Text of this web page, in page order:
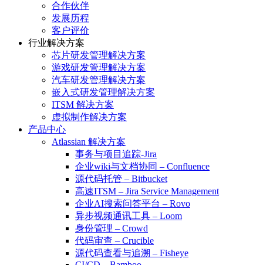
合作伙伴
发展历程
客户评价
行业解决方案
芯片研发管理解决方案
游戏研发管理解决方案
汽车研发管理解决方案
嵌入式研发管理解决方案
ITSM 解决方案
虚拟制作解决方案
产品中心
Atlassian 解决方案
事务与项目追踪-Jira
企业wiki与文档协同 – Confluence
源代码托管 – Bitbucket
高速ITSM – Jira Service Management
企业AI搜索问答平台 – Rovo
异步视频通讯工具 – Loom
身份管理 – Crowd
代码审查 – Crucible
源代码查看与追溯 – Fisheye